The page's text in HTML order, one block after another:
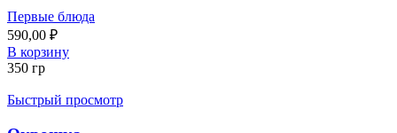
Первые блюда
590,00 ₽
В корзину
350 гр
Быстрый просмотр